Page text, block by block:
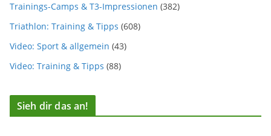
Trainings-Camps & T3-Impressionen (382)
Triathlon: Training & Tipps (608)
Video: Sport & allgemein (43)
Video: Training & Tipps (88)
Sieh dir das an!